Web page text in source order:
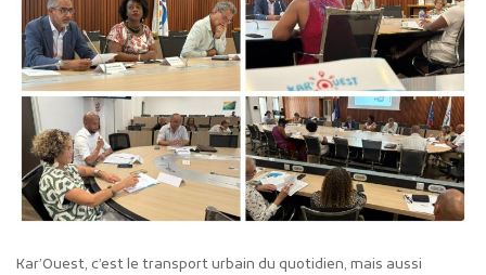
Kar’Ouest, c’est le transport urbain du quotidien, mais aussi